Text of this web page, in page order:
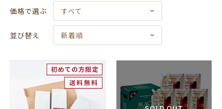
価格で選ぶ すべて
並び替え 新着順